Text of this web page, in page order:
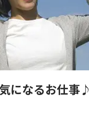
になるお仕事♪